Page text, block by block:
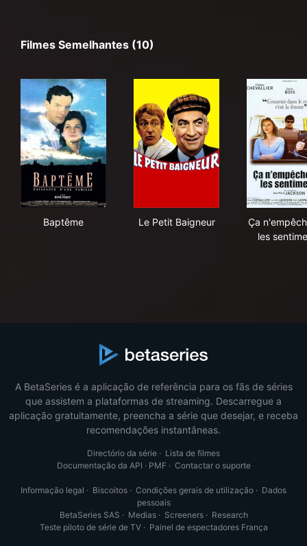
Filmes Semelhantes (10)
Baptême Le Petit Baigneur
Ça
les
A BetaSeries é a aplicação de referência para os fãs de séries
que assistem a plataformas de streaming. Descarregue a
aplicação gratuitamente, preencha a série que desejar, e receba
recomendações instantâneas.
Directório da série · Lista de filmes
Documentação da API · PMF· Contactar o suporte
Informação legal · Biscoitos · Condições gerais de utilização · Dados
pessoais
BetaSeries SAS · Medias· Screeners· Research
Teste piloto de série de TV· Painel de espectadores França